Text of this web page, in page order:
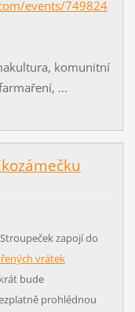
events/749824
komunitní
...
zapojí do
vrátek
bude
prohlédnou